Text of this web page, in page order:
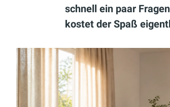
schnell ein paar
kostet der Spaß